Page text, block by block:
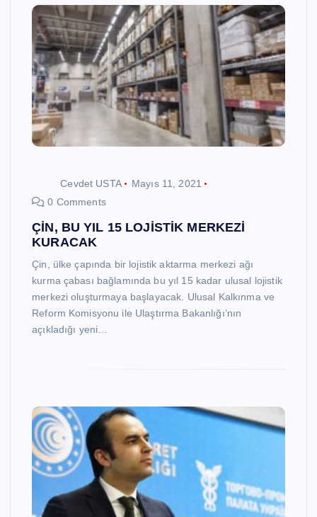
Cevdet USTA
Mayıs 11, 2021
0 Comments
ÇİN, BU YIL 15 LOJİSTİK MERKEZİ
KURACAK
Çin, ülke çapında bir lojistik aktarma merkezi ağı
kurma çabası bağlamında bu yıl 15 kadar ulusal lojistik
merkezi oluşturmaya başlayacak. Ulusal Kalkınma ve
Reform Komisyonu ile Ulaştırma Bakanlığı’nın
açıkladığı yeni…